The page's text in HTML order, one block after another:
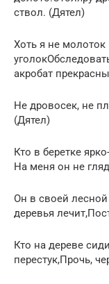
ствол. (Дятел)
Хоть я не
акробат
Не дровосек, не
(Дятел)
Кто в беретке
На меня он не
Он в своей лесной
деревья
Кто на дереве
перестук,Прочь,